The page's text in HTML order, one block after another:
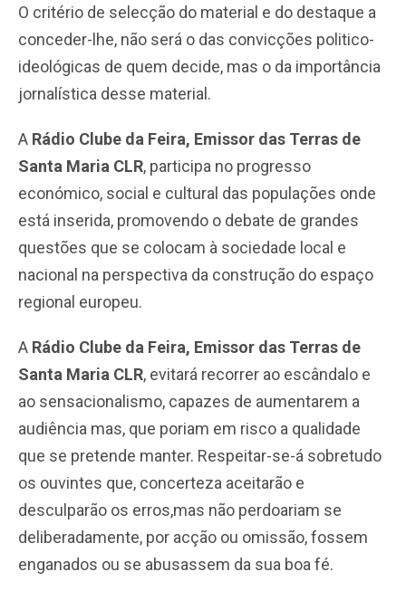
O critério de selecção do material e do destaque a
conceder-lhe, não será o das convicções politico-
ideológicas de quem decide, mas o da importância
jornalística desse material.
A Rádio Clube da Feira, Emissor das Terras de
Santa Maria CLR, participa no progresso
económico, social e cultural das populações onde
está inserida, promovendo o debate de grandes
questões que se colocam à sociedade local e
nacional na perspectiva da construção do espaço
regional europeu.
A Rádio Clube da Feira, Emissor das Terras de
Santa Maria CLR, evitará recorrer ao escândalo e
ao sensacionalismo, capazes de aumentarem a
audiência mas, que poriam em risco a qualidade
que se pretende manter. Respeitar-se-á sobretudo
os ouvintes que, concerteza aceitarão e
desculparão os erros,mas não perdoariam se
deliberadamente, por acção ou omissão, fossem
enganados ou se abusassem da sua boa fé.